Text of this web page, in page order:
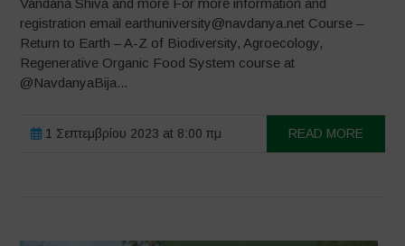
registration email earthuniversity@navdanya.net Course –
Return to Earth – A-Z of Biodiversity, Agroecology,
Regenerative Organic Food System course at
@NavdanyaBija...
1 Σεπτεμβρίου 2023 at 8:00 πμ READ MORE